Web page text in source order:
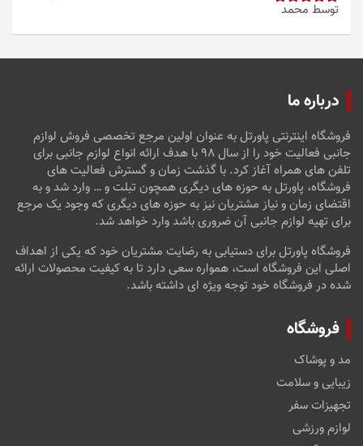
امتیاز5از
توسط محمد
درباره ما
فروشگاه اینترنتی پاورتل به عنوان اولین مرجع تخصصی فروش لوازم
جانبی فعالیت خود را از سال ۹۸ با هدف ارائه انواع لوازم جانبی برای
تلفن های همراه آغاز کرد. با گذشت زمان و گسترش فعالیت های
فروشگاه، پاورتل به حوزه های دیگری همچون تبلت و … وارد شد و به
اقتضای زمان و نیاز مشتریان نیز به حوزه های دیگری که وجود یک مرجع
برای تهیه لوازم جانبی آن ضروری باشد وارد خواهد شد.
فروشگاه پاورتل برای دستیابی به رضایت مشتریان خود که یکی از اهداف
اصلی این فروشگاه است، همواره سعی دارد تا به کیفیت محصولات ارائه
شده در فروشگاه خود توجه ویژه ای داشته باشد.
فروشگاه
مد و پوشاک
زیبایی و سلامت
تجهیزات سفر
لوازم ورزشی